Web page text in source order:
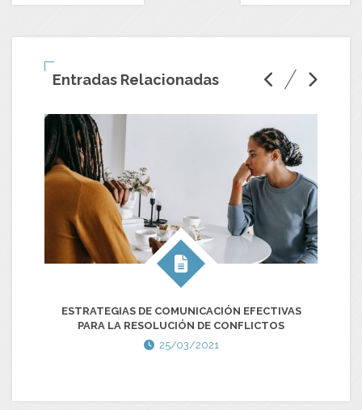
Entradas Relacionadas
ESTRATEGIAS DE COMUNICACIÓN EFECTIVAS
PARA LA RESOLUCIÓN DE CONFLICTOS
25/03/2021